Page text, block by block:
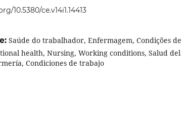
10.5380/ce.v14i1.14413
Saúde do trabalhador, Enfermagem, Condições de
health, Nursing, Working conditions, Salud del
Condiciones de trabajo